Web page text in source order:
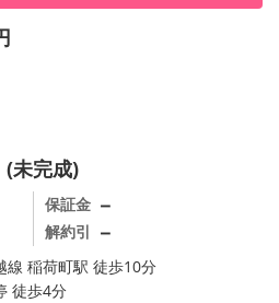
(未完成)
保証金 －
解約引 －
線 稲荷町駅 徒歩10分
徒歩4分